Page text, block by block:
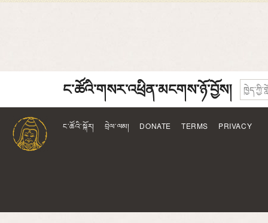
ང་ཚོའི་གསར་འཕྲིན་མངགས་ཉོ་བྱོས།
ང་ཚོའི་སྐོར། བྲེལ་ལམ། DONATE TERMS PRIVACY